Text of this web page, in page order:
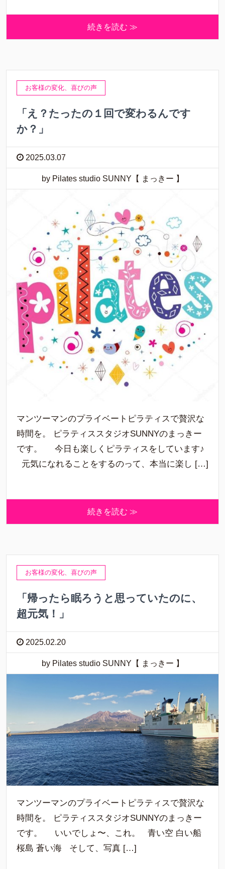
続きを読む ≫
お客様の変化、喜びの声
「え？たったの１回で変わるんです
か？」
2025.03.07
by Pilates studio SUNNY【 まっきー 】
マンツーマンのプライベートピラティスで贅沢な
時間を。 ピラティススタジオSUNNYのまっきー
です。 今日も楽しくピラティスをしています♪
元気になれることをするのって、本当に楽し […]
続きを読む ≫
お客様の変化、喜びの声
「帰ったら眠ろうと思っていたのに、
超元気！」
2025.02.20
by Pilates studio SUNNY【 まっきー 】
マンツーマンのプライベートピラティスで贅沢な
時間を。 ピラティススタジオSUNNYのまっきー
です。 いいでしょ〜、これ。 青い空 白い船
桜島 蒼い海 そして、写真 […]